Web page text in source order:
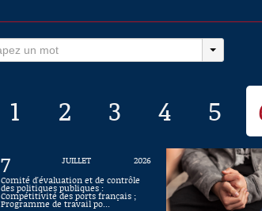
1 2 3 4 5
7 JUILLET
2026
Comité d'évaluation et de contrôle
des politiques publiques :
Compétitivité des ports français ;
Programme de travail po...